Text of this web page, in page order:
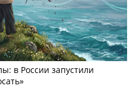
в России запустили